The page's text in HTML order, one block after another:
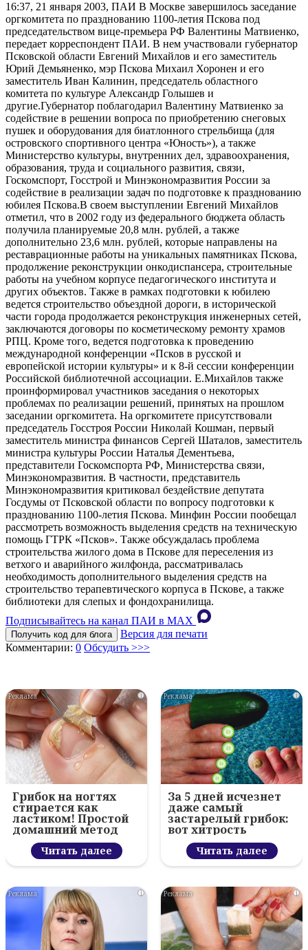
16:37, 21 января 2003, ПАИ В Москве завершилось заседание
оргкомитета по празднованию 1100-летия Пскова под
председательством вице-премьера РФ Валентины Матвиенко,
передает корреспондент ПАИ. В нем участвовали губернатор
Псковской области Евгений Михайлов и его заместитель
Юрий Демьяненко, мэр Пскова Михаил Хоронен и его
заместитель Иван Калинин, председатель областного
комитета по культуре Александр Голышев и
другие.Губернатор поблагодарил Валентину Матвиенко за
содействие в решении вопроса по приобретению снеговых
пушек и оборудования для биатлонного стрельбища (для
островского спортивного центра «Юность»), а также
Министерство культуры, внутренних дел, здравоохранения,
образования, труда и социального развития, связи,
Госкомспорт, Госстрой и Минэкономразвития России за
содействие в реализации задач по подготовке к празднованию
юбилея Пскова.В своем выступлении Евгений Михайлов
отметил, что в 2002 году из федерального бюджета область
получила планируемые 20,8 млн. рублей, а также
дополнительно 23,6 млн. рублей, которые направлены на
реставрационные работы на уникальных памятниках Пскова,
продолжение реконструкции онкодиспансера, строительные
работы на учебном корпусе педагогического института и
других объектов. Также в рамках подготовки к юбилею
ведется строительство объездной дороги, в исторической
части города продолжается реконструкция инженерных сетей,
заключаются договоры по косметическому ремонту храмов
РПЦ. Кроме того, ведется подготовка к проведению
международной конференции «Псков в русской и
европейской истории культуры» и к 8-й сессии конференции
Российской библиотечной ассоциации. Е.Михайлов также
проинформировал участников заседания о некоторых
проблемах по реализации решений, принятых на прошлом
заседании оргкомитета. На оргкомитете присутствовали
председатель Госстроя России Николай Кошман, первый
заместитель министра финансов Сергей Шаталов, заместитель
министра культуры России Наталья Дементьева,
представители Госкомспорта РФ, Министерства связи,
Минэкономразвития. В частности, представитель
Минэкономразвития критиковал бездействие депутата
Госдумы от Псковской области по вопросу подготовки к
празднованию 1100-летия Пскова. Минфин России пообещал
рассмотреть возможность выделения средств на техническую
помощь ГТРК «Псков». Также обсуждалась проблема
строительства жилого дома в Пскове для переселения из
ветхого и аварийного жилфонда, рассматривалась
необходимость дополнительного выделения средств на
строительство терапевтического корпуса в Пскове, а также
библиотеки для слепых и фондохранилища.
Подписывайтесь на канал ПАИ в MAХ
Получить код для блога
Версия для печати
Комментарии: 0 Обсудить >>>
i
Грибок на ногтях
стирается как
ластиком! Простой
домашний метод
Читать далее
i
За 5 дней исчезнет
даже самый
застарелый грибок:
вот хитрость
Читать далее
i i